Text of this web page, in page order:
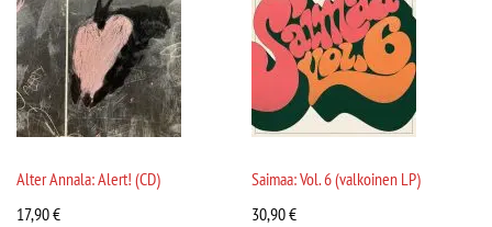
Alter Annala: Alert! (CD)
17,90€
Saimaa: Vol. 6 (valkoinen LP)
30,90€